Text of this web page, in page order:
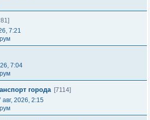
7:21
7:04
города [7114]
авг, 2026, 2:15